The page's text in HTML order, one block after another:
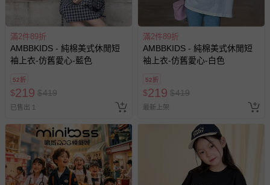
滿2件89折
AMBBKIDS - 純棉美式休閒短
袖上衣-仿舊愛心-藍色
52折
$219 $419
已售出 1
滿2件89折
AMBBKIDS - 純棉美式休閒短
袖上衣-仿舊愛心-白色
52折
$219 $419
最新上架